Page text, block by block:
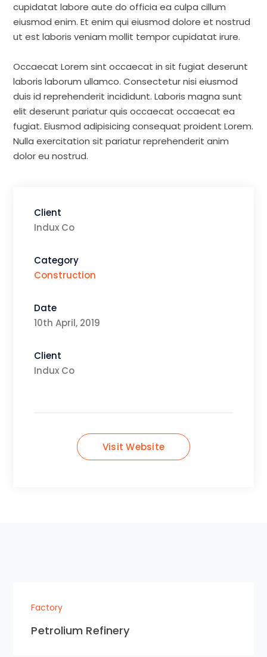
cupidatat labore aute do officia ea culpa cillum
eiusmod enim. Et enim qui eiusmod dolore et nostrud
ut est laboris veniam mollit tempor cupidatat irure.
Occaecat Lorem sint occaecat in sit fugiat deserunt
laboris laborum ullamco. Consectetur nisi eiusmod
duis id reprehenderit incididunt. Laboris magna sunt
elit deserunt pariatur quis occaecat occaecat ea
fugiat. Eiusmod adipisicing consequat proident Lorem.
Nulla exercitation sit pariatur reprehenderit anim
dolor eu nostrud.
Client
Indux Co
Category
Construction
Date
10th April, 2019
Client
Indux Co
Visit Website
Factory
Petrolium Refinery